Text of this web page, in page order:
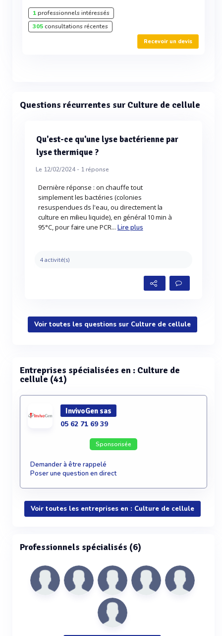
1professionnels intéressés
305consultations récentes
Recevoir un devis
Questions récurrentes sur Culture de cellule
Qu'est-ce qu'une lyse bactérienne par
lyse thermique ?
Le 12/02/2024 - 1réponse
Dernière réponse : on chauffe tout
simplement les bactéries (colonies
resuspendues ds l'eau, ou directement la
culture en milieu liquide), en général 10 min à
95°C, pour faire une PCR... Lire plus
4 activité(s)
Voir toutes les questions sur Culture de cellule
Entreprises spécialisées en : Culture de
cellule (41)
InvivoGen sas
05 62 71 69 39
Sponsorisée
Demander à être rappelé
Poser une question en direct
Voir toutes les entreprises en : Culture de cellule
Professionnels spécialisés (6)